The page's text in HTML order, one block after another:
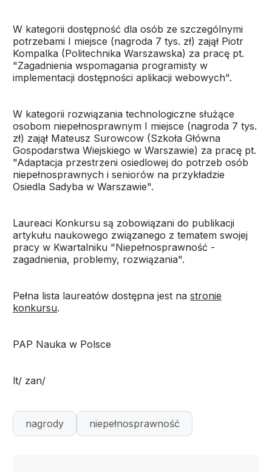
W kategorii dostępność dla osób ze szczególnymi
potrzebami I miejsce (nagroda 7 tys. zł) zajął Piotr
Kompalka (Politechnika Warszawska) za pracę pt.
"Zagadnienia wspomagania programisty w
implementacji dostępności aplikacji webowych".
W kategorii rozwiązania technologiczne służące
osobom niepełnosprawnym I miejsce (nagroda 7 tys.
zł) zajął Mateusz Surowcow (Szkoła Główna
Gospodarstwa Wiejskiego w Warszawie) za pracę pt.
"Adaptacja przestrzeni osiedlowej do potrzeb osób
niepełnosprawnych i seniorów na przykładzie
Osiedla Sadyba w Warszawie".
Laureaci Konkursu są zobowiązani do publikacji
artykułu naukowego związanego z tematem swojej
pracy w Kwartalniku "Niepełnosprawność -
zagadnienia, problemy, rozwiązania".
Pełna lista laureatów dostępna jest na stronie
konkursu.
PAP Nauka w Polsce
lt/ zan/
nagrody niepełnosprawność